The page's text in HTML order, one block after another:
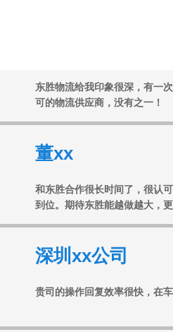
可的物流供应商，没有之一！
到位。期待东胜能越做越大，